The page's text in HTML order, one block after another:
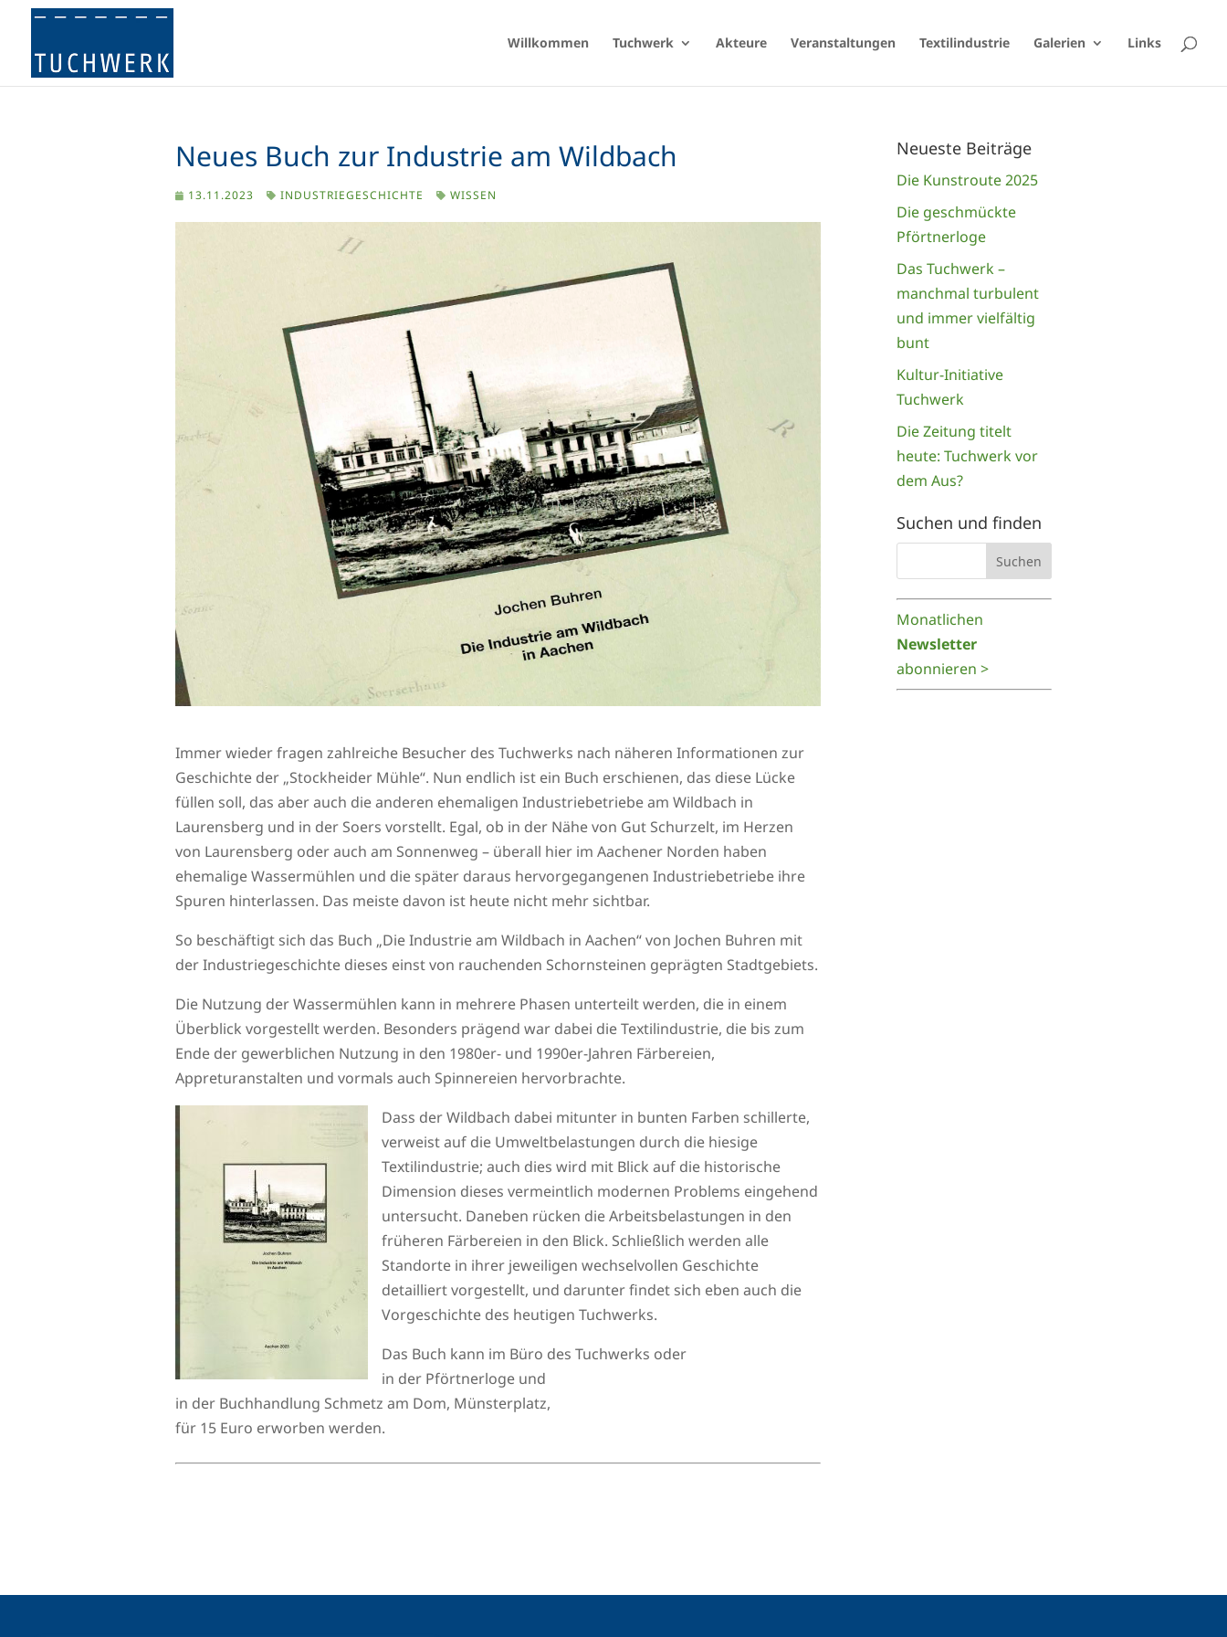
Willkommen Tuchwerk Akteure Veranstaltungen Textilindustrie Galerien Links
Neues Buch zur Industrie am Wildbach
13.11.2023 INDUSTRIEGESCHICHTE WISSEN
Immer wieder fragen zahlreiche Besucher des Tuchwerks nach näheren Informationen zur
Geschichte der „Stockheider Mühle“. Nun endlich ist ein Buch erschienen, das diese Lücke
füllen soll, das aber auch die anderen ehemaligen Industriebetriebe am Wildbach in
Laurensberg und in der Soers vorstellt. Egal, ob in der Nähe von Gut Schurzelt, im Herzen
von Laurensberg oder auch am Sonnenweg – überall hier im Aachener Norden haben
ehemalige Wassermühlen und die später daraus hervorgegangenen Industriebetriebe ihre
Spuren hinterlassen. Das meiste davon ist heute nicht mehr sichtbar.
So beschäftigt sich das Buch „Die Industrie am Wildbach in Aachen“ von Jochen Buhren mit
der Industriegeschichte dieses einst von rauchenden Schornsteinen geprägten Stadtgebiets.
Die Nutzung der Wassermühlen kann in mehrere Phasen unterteilt werden, die in einem
Überblick vorgestellt werden. Besonders prägend war dabei die Textilindustrie, die bis zum
Ende der gewerblichen Nutzung in den 1980er- und 1990er-Jahren Färbereien,
Appreturanstalten und vormals auch Spinnereien hervorbrachte.
Dass der Wildbach dabei mitunter in bunten Farben schillerte,
verweist auf die Umweltbelastungen durch die hiesige
Textilindustrie; auch dies wird mit Blick auf die historische
Dimension dieses vermeintlich modernen Problems eingehend
untersucht. Daneben rücken die Arbeitsbelastungen in den
früheren Färbereien in den Blick. Schließlich werden alle
Standorte in ihrer jeweiligen wechselvollen Geschichte
detailliert vorgestellt, und darunter findet sich eben auch die
Vorgeschichte des heutigen Tuchwerks.
Das Buch kann im Büro des Tuchwerks oder
in der Pförtnerloge und
in der Buchhandlung Schmetz am Dom, Münsterplatz,
für 15 Euro erworben werden.
Neueste Beiträge
Die Kunstroute 2025
Die geschmückte
Pförtnerloge
Das Tuchwerk –
manchmal turbulent
und immer vielfältig
bunt
Kultur-Initiative
Tuchwerk
Die Zeitung titelt
heute: Tuchwerk vor
dem Aus?
Suchen und finden
Monatlichen
Newsletter
abonnieren >